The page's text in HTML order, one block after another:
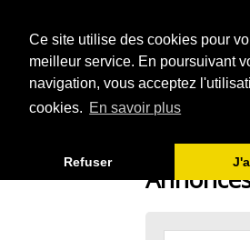
Ce site utilise des cookies pour
meilleur service. En poursuivant
navigation, vous acceptez
cookies. En savoir plus
Refuser
DEPOSER UNE